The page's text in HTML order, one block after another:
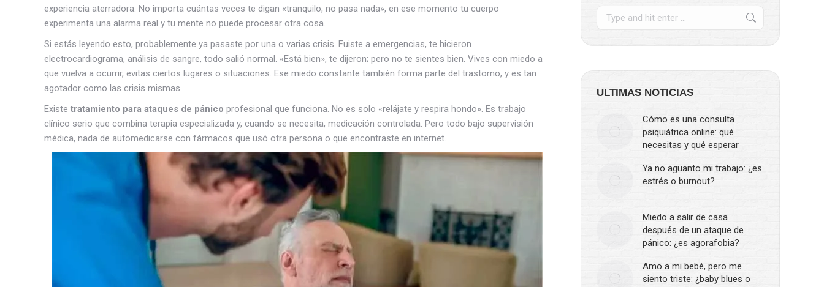
experiencia aterradora. No importa cuántas veces te digan «tranquilo, no pasa nada», en ese momento tu cuerpo
experimenta una alarma real y tu mente no puede procesar otra cosa.
Si estás leyendo esto, probablemente ya pasaste por una o varias crisis. Fuiste a emergencias, te hicieron
electrocardiograma, análisis de sangre, todo salió normal. «Está bien», te dijeron; pero no te sientes bien. Vives con miedo a
que vuelva a ocurrir, evitas ciertos lugares o situaciones. Ese miedo constante también forma parte del trastorno, y es tan
agotador como las crisis mismas.
Existe tratamiento para ataques de pánico profesional que funciona. No es solo «relájate y respira hondo». Es trabajo
clínico serio que combina terapia especializada y, cuando se necesita, medicación controlada. Pero todo bajo supervisión
médica, nada de automedicarse con fármacos que usó otra persona o que encontraste en internet.
ULTIMAS NOTICIAS
Cómo es una consulta
psiquiátrica online: qué
necesitas y qué esperar
Ya no aguanto mi trabajo: ¿es
estrés o burnout?
Miedo a salir de casa
después de un ataque de
pánico: ¿es agorafobia?
Amo a mi bebé, pero me
siento triste: ¿baby blues o